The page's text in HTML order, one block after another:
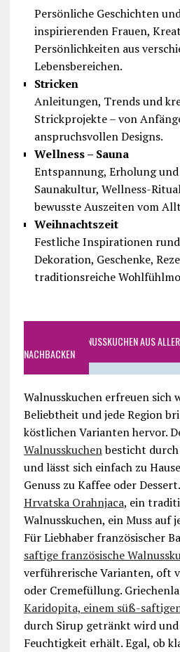
Persönliche Geschichten
inspirierenden Frauen,
Persönlichkeiten aus
Lebensbereichen.
Stricken
Anleitungen, Trends und
Strickprojekte – von
anspruchsvollen Designs.
Wellness – Sauna
Entspannung, Erholung
Saunakultur, Wellness-
bewusste Auszeiten vom
Weihnachtszeit
Festliche Inspirationen
Dekoration, Geschenke,
traditionsreiche
SAFTIGE WALNUSSKUCHEN AUS
NACHBACKEN
Walnusskuchen erfreuen
Beliebtheit und jede Region
köstlichen Varianten hervor.
Walnusskuchenbesticht durch
und lässt sich einfach zu
Genuss zu Kaffee oder
Hrvatska Orahnjaca, ein
Walnusskuchen, ein Muss auf
Für Liebhaber französischer
saftige französische
verführerische Varianten, oft
oder Cremefüllung.
Karidopita, einem süß-
durch Sirup getränkt wird und
Feuchtigkeit erhält. Egal, ob